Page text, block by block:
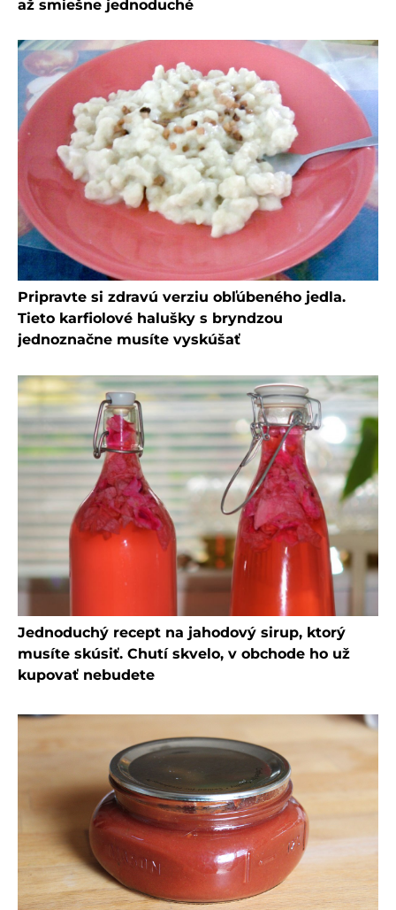
až smiešne jednoduché
Pripravte si zdravú verziu obľúbeného jedla.
Tieto karfiolové halušky s bryndzou
jednoznačne musíte vyskúšať
Jednoduchý recept na jahodový sirup, ktorý
musíte skúsiť. Chutí skvelo, v obchode ho už
kupovať nebudete